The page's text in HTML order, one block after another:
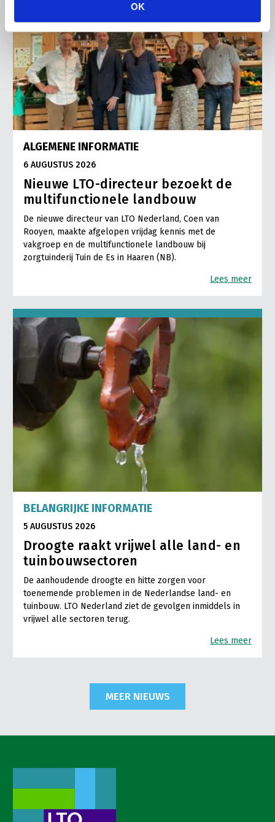
OK
ALGEMENE INFORMATIE
6 AUGUSTUS 2026
Nieuwe LTO-directeur bezoekt de
multifunctionele landbouw
De nieuwe directeur van LTO Nederland, Coen van
Rooyen, maakte afgelopen vrijdag kennis met de
vakgroep en de multifunctionele landbouw bij
zorgtuinderij Tuin de Es in Haaren (NB).
Lees meer
BELANGRIJKE INFORMATIE
5 AUGUSTUS 2026
Droogte raakt vrijwel alle land- en
tuinbouwsectoren
De aanhoudende droogte en hitte zorgen voor
toenemende problemen in de Nederlandse land- en
tuinbouw. LTO Nederland ziet de gevolgen inmiddels in
vrijwel alle sectoren terug.
Lees meer
MEER NIEUWS